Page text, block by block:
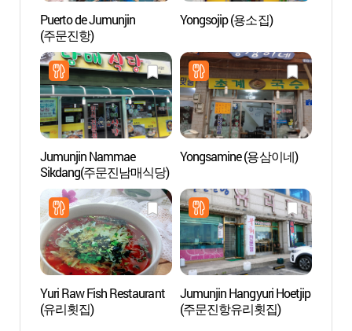
Puerto de Jumunjin
(주문진항)
Yongsojip (용소집)
Jumunjin Nammae
Sikdang(주문진남매식당)
Yongsamine (용삼이네)
Yuri Raw Fish Restaurant
(유리횟집)
Jumunjin Hangyuri Hoetjip
(주문진항유리횟집)